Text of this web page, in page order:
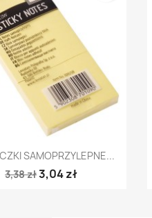
Szybki podgląd
SAMOPRZYLEPNE...
3,38 zł3,04 zł